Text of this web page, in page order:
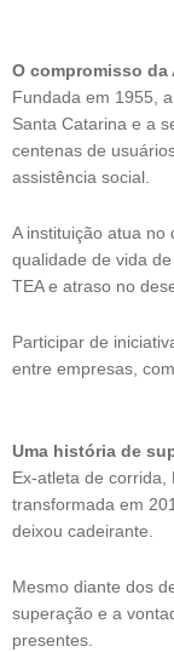
O compromisso da
Fundada em 1955,
Santa Catarina e a
centenas de
assistência social.
A instituição atua no
qualidade de vida
TEA e atraso no
Participar de
entre empresas,
Uma história de
Ex-atleta de
transformada em
deixou cadeirante.
Mesmo diante dos
superação e a
presentes.